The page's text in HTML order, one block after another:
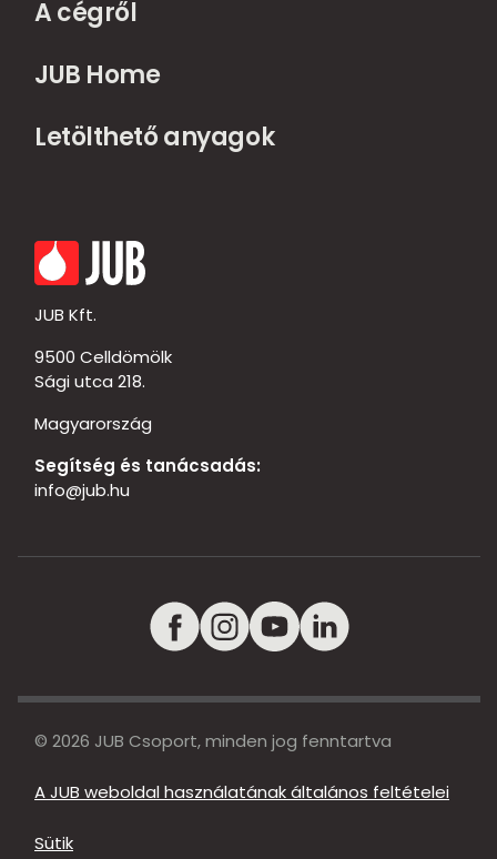
A cégről
JUB Home
Letölthető anyagok
JUB Kft.
9500 Celldömölk
Sági utca 218.
Magyarország
Segítség és tanácsadás:
info@jub.hu
© 2026 JUB Csoport, minden jog fenntartva
A JUB weboldal használatának általános feltételei
Sütik